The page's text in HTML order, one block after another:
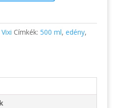
Vixi Címkék: 500 ml, edény,